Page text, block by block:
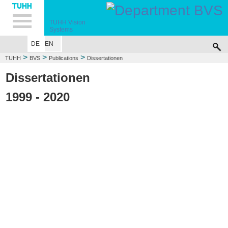
Hauptnavigation
Unternavigation
Inhalt
Suche
TUHH Vision
Systems
DE
EN
TUHH > BVS > Publications > Dissertationen
Dissertationen
1999 - 2020